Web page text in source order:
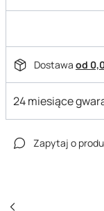
Dostawa od
24 miesiące
Zapytaj o